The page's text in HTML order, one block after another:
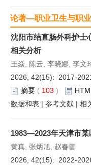
论著—职业卫生与职
沈阳市结直肠外科护士
相关分析
王焱, 陈云, 李晓娜, 李文
2026, 42(15): 2017-
摘要 ( 103 )
数据和表 | 参考文献 | 相
1983—2023年天津市
黄真, 张炳旭, 赵春蕾
2026, 42(15): 2022-